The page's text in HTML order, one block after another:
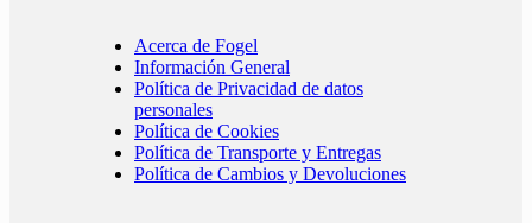
Acerca de Fogel
Información General
Política de Privacidad de datos
personales
Política de Cookies
Política de Transporte y Entregas
Política de Cambios y Devoluciones